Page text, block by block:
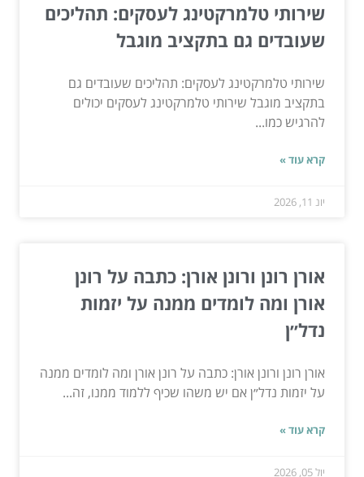
שירותי טלמרקטינג לעסקים: תהליכים
שעובדים גם בתקציב מוגבל
שירותי טלמרקטינג לעסקים: תהליכים שעובדים גם
בתקציב מוגבל שירותי טלמרקטינג לעסקים יכולים
להרגיש כמו...
קרא עוד »
יונ 11, 2026
אורן רונן ורונן אורן: כתבה על רונן
אורן ומה לומדים ממנה על יזמות
נדל״ן
אורן רונן ורונן אורן: כתבה על רונן אורן ומה לומדים ממנה
על יזמות נדל״ן אם יש משהו שכיף ללמוד ממנו, זה...
קרא עוד »
יול 05, 2026